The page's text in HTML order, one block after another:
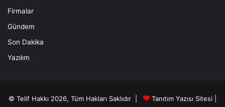
Firmalar
Gündem
Son Dakika
Yazılım
© Telif Hakkı 2026, Tüm Hakları Saklıdır | Tanıtım Yazısı Sitesi |